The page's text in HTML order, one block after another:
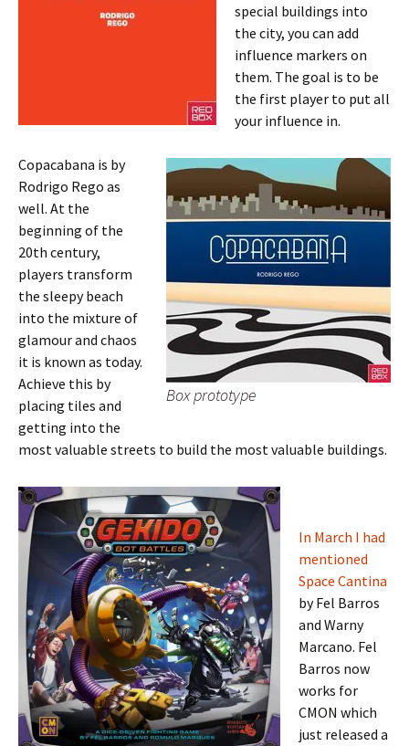
special buildings into
the city, you can add
influence markers on
them. The goal is to be
the first player to put all
your influence in.
Box prototype
Copacabana is by
Rodrigo Rego as
well. At the
beginning of the
20th century,
players transform
the sleepy beach
into the mixture of
glamour and chaos
it is known as today.
Achieve this by
placing tiles and
getting into the
most valuable streets to build the most valuable buildings.
In March I had
mentioned
Space Cantina
by Fel Barros
and Warny
Marcano. Fel
Barros now
works for
CMON which
just released a